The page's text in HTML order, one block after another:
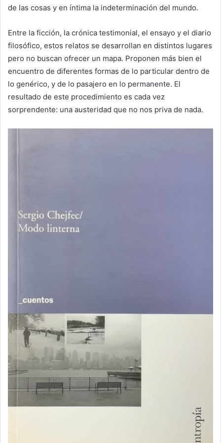
de las cosas y en íntima la indeterminación del mundo.
Entre la ficción, la crónica testimonial, el ensayo y el diario
filosófico, estos relatos se desarrollan en distintos lugares
pero no buscan ofrecer un mapa. Proponen más bien el
encuentro de diferentes formas de lo particular dentro de
lo genérico, y de lo pasajero en lo permanente. El
resultado de este procedimiento es cada vez
sorprendente: una austeridad que no nos priva de nada.